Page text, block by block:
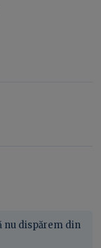
nu dispărem din